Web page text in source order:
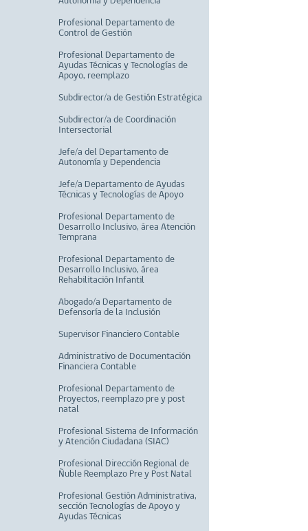
Profesional Departamento de
Control de Gestión
Profesional Departamento de
Ayudas Técnicas y Tecnologías de
Apoyo, reemplazo
Subdirector/a de Gestión Estratégica
Subdirector/a de Coordinación
Intersectorial
Jefe/a del Departamento de
Autonomía y Dependencia
Jefe/a Departamento de Ayudas
Técnicas y Tecnologías de Apoyo
Profesional Departamento de
Desarrollo Inclusivo, área Atención
Temprana
Profesional Departamento de
Desarrollo Inclusivo, área
Rehabilitación Infantil
Abogado/a Departamento de
Defensoría de la Inclusión
Supervisor Financiero Contable
Administrativo de Documentación
Financiera Contable
Profesional Departamento de
Proyectos, reemplazo pre y post
natal
Profesional Sistema de Información
y Atención Ciudadana (SIAC)
Profesional Dirección Regional de
Ñuble Reemplazo Pre y Post Natal
Profesional Gestión Administrativa,
sección Tecnologías de Apoyo y
Ayudas Técnicas